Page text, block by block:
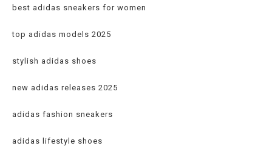
best adidas sneakers for women
top adidas models 2025
stylish adidas shoes
new adidas releases 2025
adidas fashion sneakers
adidas lifestyle shoes